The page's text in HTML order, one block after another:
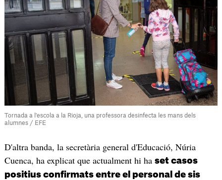
Tornada a l'escola a la Rioja, una professora desinfecta les mans dels
alumnes / EFE
D'altra banda, la secretària general d'Educació, Núria
Cuenca, ha explicat que actualment hi ha set casos
positius confirmats entre el personal de sis